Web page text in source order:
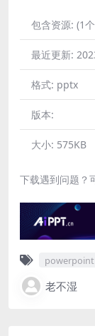
包含资源: (1
最近更新:
格式: pptx
版本:
大小: 575KB
下载遇到问题？
powerpoint
老不湿